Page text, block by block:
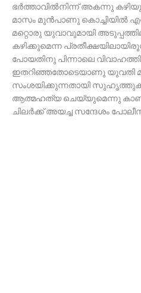
ഭർത്താവിൽനിന്ന് അകന്നു
മാസം മുൻപാണു കൊച്ചിയിൽ
മറ്റൊരു യുവാവുമായി
കഴിക്കുമെന്ന
പോയതിനു പിന്നാലെ
ഇതറിഞ്ഞതോടെയാണു യുവതി
സംശയിക്കുന്നതായി
ആത്മഹത്യ ചെയ്യുമെന്നു
ചിലർക്ക് അയച്ച സന്ദേശം